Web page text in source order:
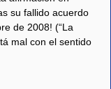
su fallido acuerdo
de 2008! (“La
mal con el sentido